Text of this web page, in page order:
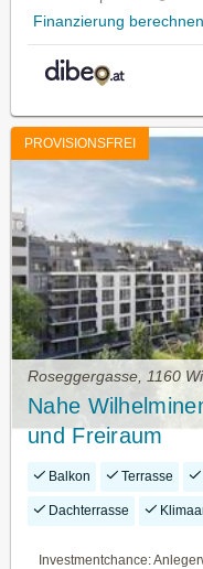
Finanzierung berechnen
PROVISIONSFREI
Roseggergasse, 1160
Nahe
und Freiraum
Balkon Terrasse
Dachterrasse
Investmentchance: